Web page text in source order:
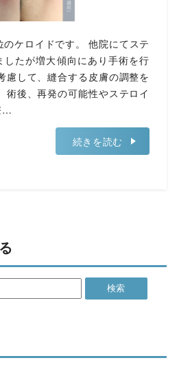
ケロイドです。 他院にてステ
したが増大傾向にあり手術を行
慮して、縫合する皮膚の調整を
術後、再発の可能性やステロイ
…
続きを読む